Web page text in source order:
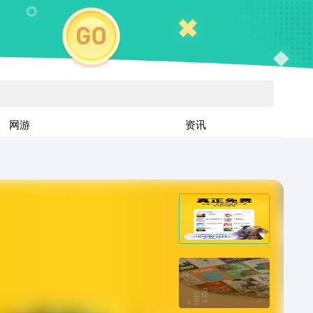
网游 资讯